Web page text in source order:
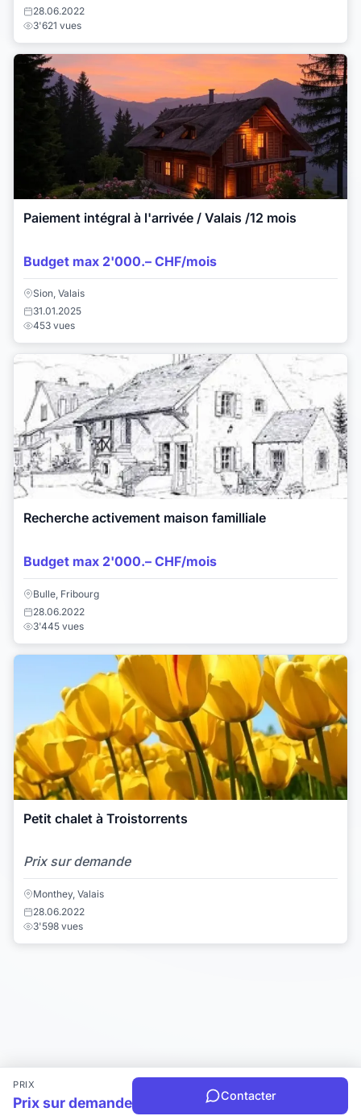
28.06.2022
3'621 vues
Paiement intégral à l'arrivée / Valais /12 mois
Budget max 2'000.– CHF/mois
Sion, Valais
31.01.2025
453 vues
Recherche activement maison familliale
Budget max 2'000.– CHF/mois
Bulle, Fribourg
28.06.2022
3'445 vues
Petit chalet à Troistorrents
Prix sur demande
Monthey, Valais
28.06.2022
3'598 vues
PRIX
Prix sur demande Contacter